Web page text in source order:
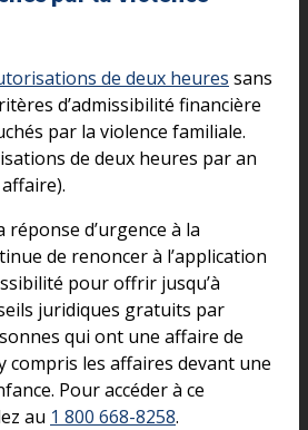
de deux heures sans
d’admissibilité financière
par la violence familiale.
de deux heures par an
réponse d’urgence à la
de renoncer à l’application
pour offrir jusqu’à
juridiques gratuits par
qui ont une affaire de
compris les affaires devant une
Pour accéder à ce
au 1 800 668-8258.